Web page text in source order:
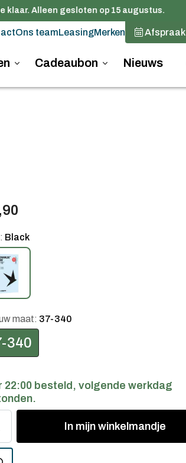
Alleen gesloten op 15 augustus.
Ons teamLeasingMerken Afspraak
Cadeaubon Nieuws
Black
maat: 37-340
340
22:00 besteld, volgende werkdag
In mijn winkelmandje